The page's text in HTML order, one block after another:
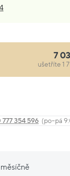
7
ušetříte 1
777 354 596 (po–pá
měsíčně